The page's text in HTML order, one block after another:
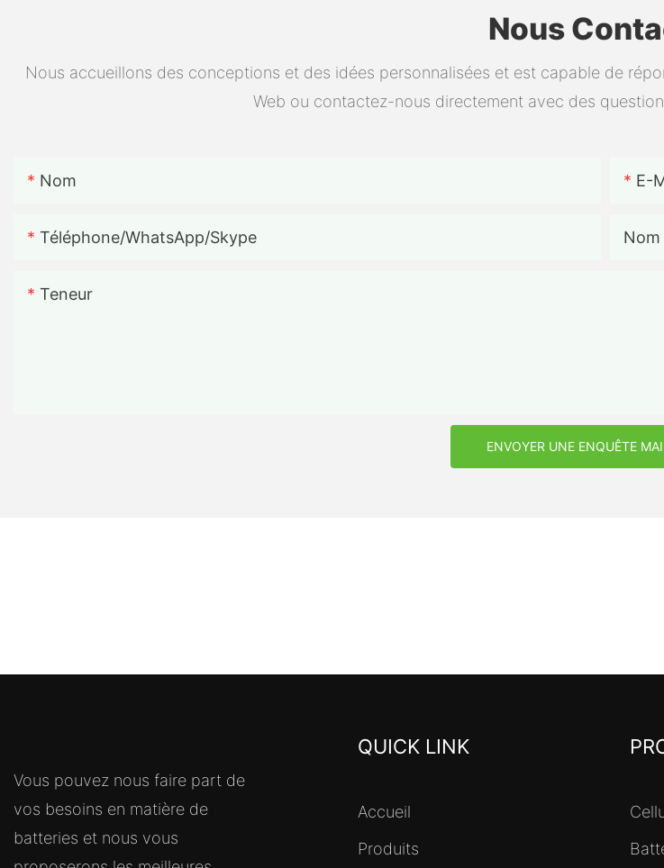
Nous
Nous accueillons des conceptions et des idées personnalisées et est capable de
Web ou contactez-nous directement avec des
Nom E-
Téléphone/WhatsApp/Skype Nom
Teneur
ENVOYER UNE ENQUÊTE
Vous pouvez nous faire part de
vos besoins en matière de
batteries et nous vous
QUICK LINK
Accueil
Produits